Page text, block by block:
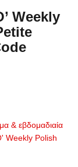
Weekly
& εβδομαδιαία
Weekly Polish